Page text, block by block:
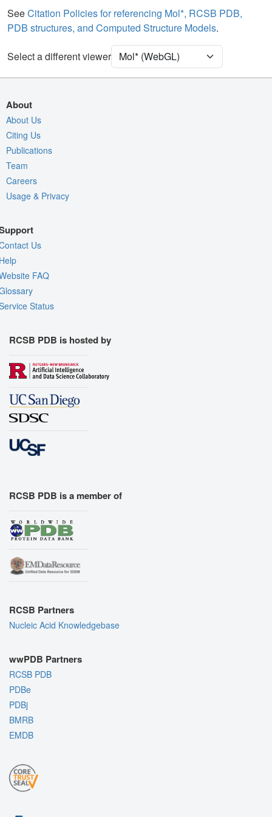
Water Ball & Stick
Ion Ball & Stick
[Focus] Target
[Focus] Surroundings (5 Å) 2 reprs
Quality Assessment
Export Models
Export Geometry
SeeCitation Policies for referencing Mol*, RCSB PDB,
PDB structures, and Computed Structure Models.
Select a different viewer
About
About Us
Citing Us
Publications
Team
Careers
Usage & Privacy
Us
FAQ
Status
RCSB PDB is hosted by
RCSB PDB is a member of
RCSB Partners
Nucleic Acid Knowledgebase
wwPDB Partners
RCSB PDB
PDBe
PDBj
BMRB
EMDB